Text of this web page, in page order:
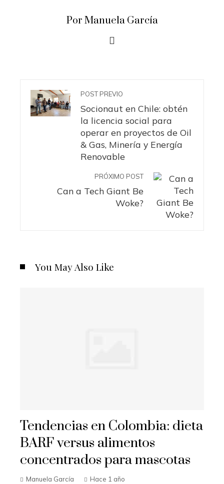
Por Manuela García
POST PREVIO
Socionaut en Chile: obtén
la licencia social para
operar en proyectos de Oil
& Gas, Minería y Energía
Renovable
PRÓXIMO POST
Can a Tech Giant Be
Woke?
You May Also Like
Tendencias en Colombia: dieta
BARF versus alimentos
concentrados para mascotas
Manuela García Hace 1 año